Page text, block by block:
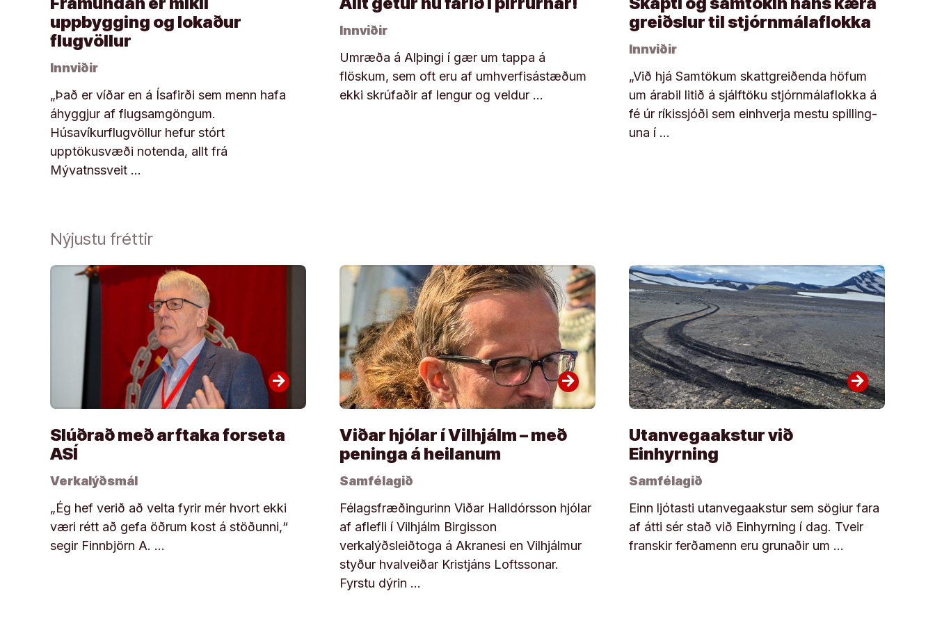
uppbygging og lokaður
flugvöllur
Innviðir
„Það er víðar en á Ísafirði sem menn hafa
áhyggjur af flugsamgöngum.
Húsavíkurflugvöllur hefur stórt
upptökusvæði notenda, allt frá
Mývatnssveit …
Innviðir
Umræða á Alþingi í gær um tappa á
flöskum, sem oft eru af umhverfisástæðum
ekki skrúfaðir af lengur og veldur …
greiðslur til stjórnmálaflokka
Innviðir
„Við hjá Sam­tök­um skatt­greiðenda höf­um
um ára­bil litið á sjálf­töku stjórn­mála­flokka á
fé úr rík­is­sjóði sem ein­hverja mestu spill­ing­
una í …
Nýjustu fréttir
arrow_forward
Slúðrað með arftaka forseta
ASÍ
Verkalýðsmál
„Ég hef verið að velta fyrir mér hvort ekki
væri rétt að gefa öðrum kost á stöðunni,“
segir Finnbjörn A. …
arrow_forward
Viðar hjólar í Vilhjálm – með
peninga á heilanum
Samfélagið
Félagsfræðingurinn Viðar Halldórsson hjólar
af aflefli í Vilhjálm Birgisson
verkalýðsleiðtoga á Akranesi en Vilhjálmur
styður hvalveiðar Kristjáns Loftssonar.
Fyrstu dýrin …
arrow_forward
Utanvegaakstur við
Einhyrning
Samfélagið
Einn ljótasti utanvegaakstur sem sögiur fara
af átti sér stað við Einhyrning í dag. Tveir
franskir ferðamenn eru grunaðir um …